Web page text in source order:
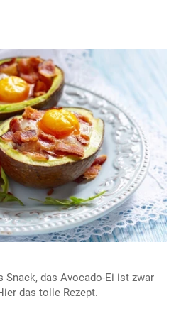
Snack, das Avocado-Ei ist zwar
das tolle Rezept.